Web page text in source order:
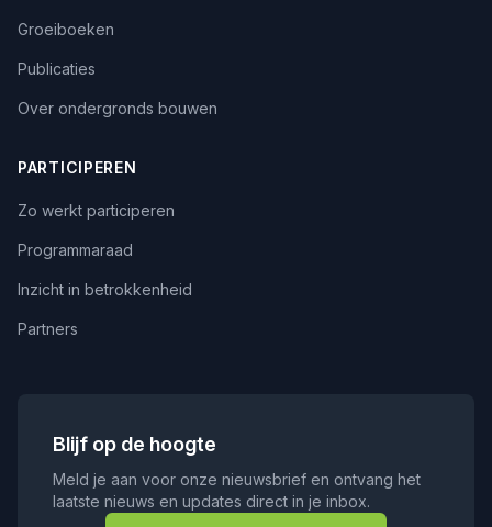
Groeiboeken
Publicaties
Over ondergronds bouwen
PARTICIPEREN
Zo werkt participeren
Programmaraad
Inzicht in betrokkenheid
Partners
Blijf op de hoogte
Meld je aan voor onze nieuwsbrief en ontvang het
laatste nieuws en updates direct in je inbox.